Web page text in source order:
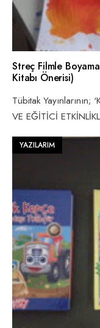
Streç Filmle
Kitabı Önerisi)
Tübitak Yayınlarının;
VE EĞİTİCİ
YAZILARIM